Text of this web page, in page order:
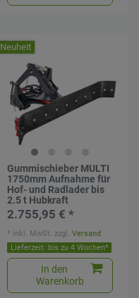
Neuheit
Gummischieber MULTI
1750mm Aufnahme für
Hof- und Radlader bis
2.5 t Hubkraft
2.755,95 € *
Lieferzeit: bis zu 4 Wochen*
In den
Warenkorb
* inkl. MwSt. zzgl.Versand